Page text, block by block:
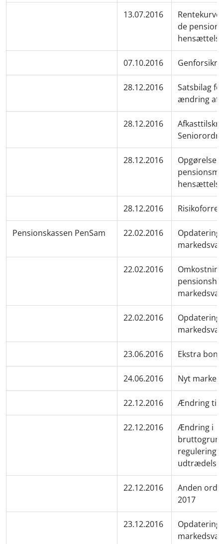
13.07.2016
de
07.10.2016
28.12.2016
Satsbilag
ændring af
28.12.2016
28.12.2016
Opgørelse
28.12.2016
Pensionskassen PenSam 22.02.2016
Opdatering
22.02.2016
22.02.2016
Opdatering
23.06.2016 Ekstra
24.06.2016 Nyt
22.12.2016 Ændring til
22.12.2016
Ændring i
regulering
22.12.2016
Anden
2017
23.12.2016
Opdatering